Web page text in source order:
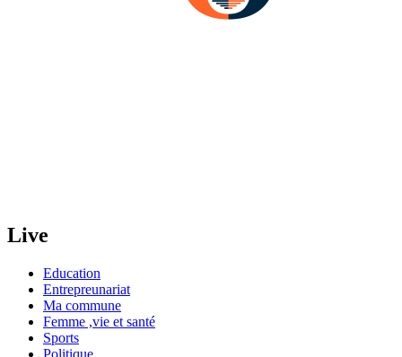
Live
Education
Entrepreunariat
Ma commune
Femme ,vie et santé
Sports
Politique